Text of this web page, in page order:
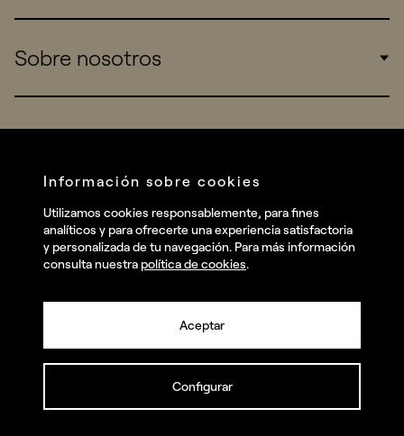
Startups
Work
Sobre nosotros
Talent
Contact
Instagram
Facebook
© summa.es Todos los derechos reservados.
Información sobre cookies
Utilizamos cookies responsablemente, para fines
analíticos y para ofrecerte una experiencia satisfactoria
y personalizada de tu navegación. Para más información
consulta nuestra política de cookies.
Aceptar
Configurar